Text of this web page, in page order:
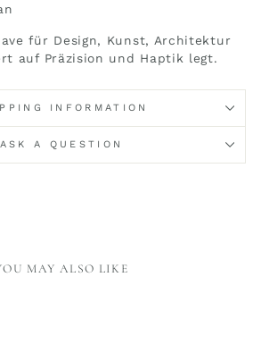
für Design, Kunst, Architektur
auf Präzision und Haptik legt.
INFORMATION
ASK A QUESTION
MAY ALSO LIKE